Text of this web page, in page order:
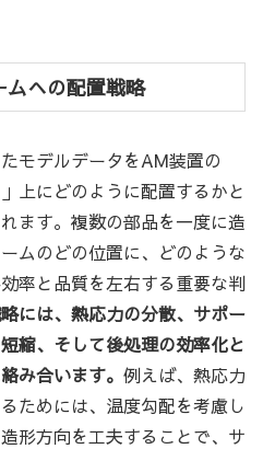
ムへの配置戦略
モデルデータをAM装置の
上にどのように配置するかと
ます。複数の部品を一度に造
ムのどの位置に、どのような
率と品質を左右する重要な判
には、熱応力の分散、サポー
縮、そして後処理の効率化と
み合います。 例えば、熱応力
ためには、温度勾配を考慮し
形方向を工夫することで、サ